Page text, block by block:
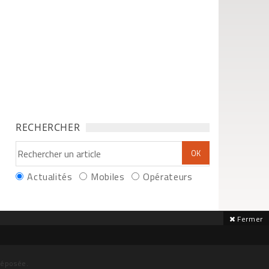
RECHERCHER
Actualités Mobiles Opérateurs
Fermer